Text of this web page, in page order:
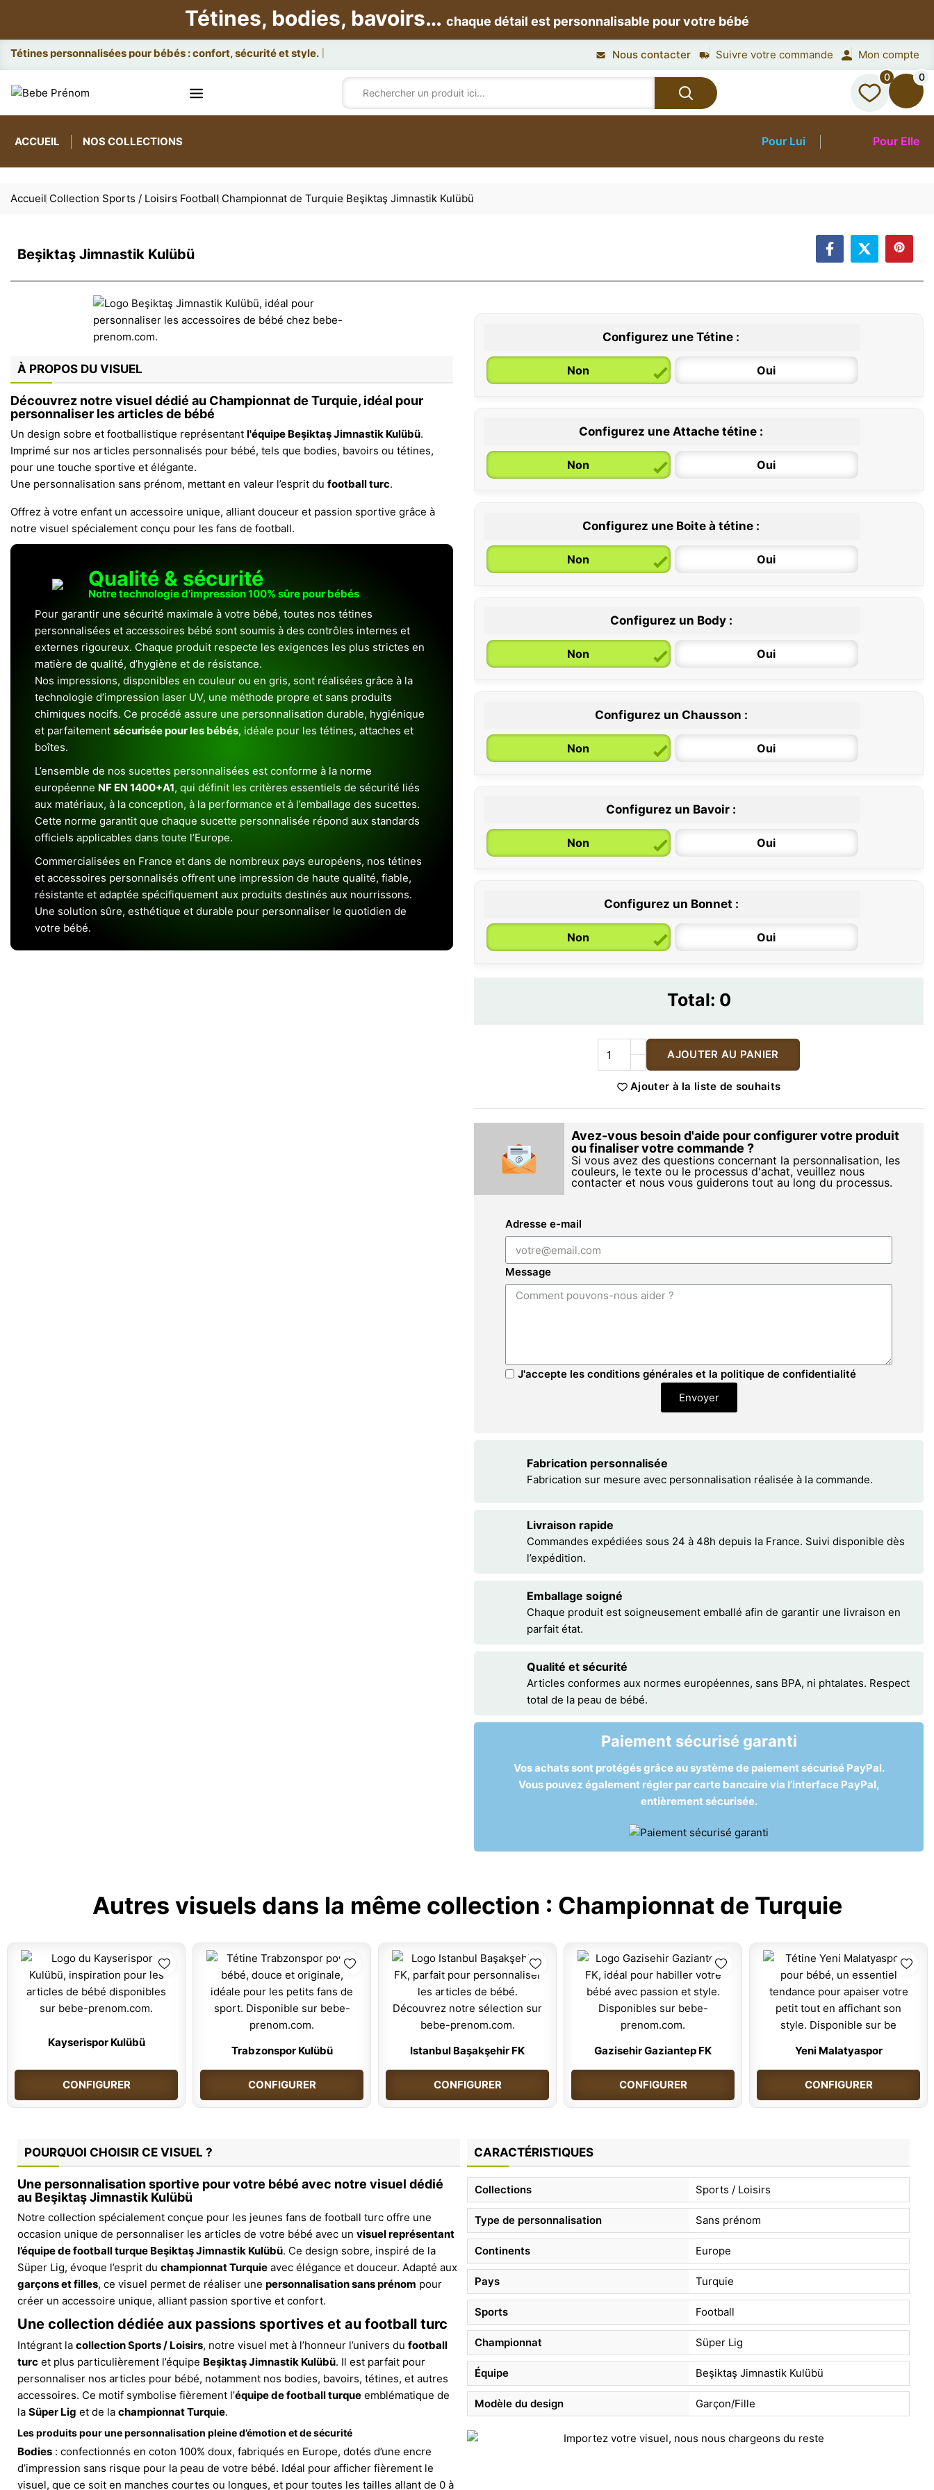
Tétines, bodies, bavoirs… chaque détail est personnalisable pour votre bébé
Att Nous contacter Suivre votre commande Mon compte
0 0
ACCUEIL NOS COLLECTIONS Pour Lui Pour Elle
Accueil Collection Sports / Loisirs Football Championnat de Turquie Beşiktaş Jimnastik Kulübü
Beşiktaş Jimnastik Kulübü
À PROPOS DU VISUEL
Découvrez notre visuel dédié au Championnat de Turquie, idéal pour
personnaliser les articles de bébé
Un design sobre et footballistique représentant l'équipe Beşiktaş Jimnastik Kulübü.
Imprimé sur nos articles personnalisés pour bébé, tels que bodies, bavoirs ou tétines,
pour une touche sportive et élégante.
Une personnalisation sans prénom, mettant en valeur l’esprit du football turc.
Offrez à votre enfant un accessoire unique, alliant douceur et passion sportive grâce à
notre visuel spécialement conçu pour les fans de football.
Qualité & sécurité
Notre technologie d’impression 100% sûre pour bébés
Pour garantir une sécurité maximale à votre bébé, toutes nos tétines
personnalisées et accessoires bébé sont soumis à des contrôles internes et
externes rigoureux. Chaque produit respecte les exigences les plus strictes en
matière de qualité, d’hygiène et de résistance.
Nos impressions, disponibles en couleur ou en gris, sont réalisées grâce à la
technologie d’impression laser UV, une méthode propre et sans produits
chimiques nocifs. Ce procédé assure une personnalisation durable, hygiénique
et parfaitement sécurisée pour les bébés, idéale pour les tétines, attaches et
boîtes.
L’ensemble de nos sucettes personnalisées est conforme à la norme
européenne NF EN 1400+A1, qui définit les critères essentiels de sécurité liés
aux matériaux, à la conception, à la performance et à l’emballage des sucettes.
Cette norme garantit que chaque sucette personnalisée répond aux standards
officiels applicables dans toute l’Europe.
Commercialisées en France et dans de nombreux pays européens, nos tétines
et accessoires personnalisés offrent une impression de haute qualité, fiable,
résistante et adaptée spécifiquement aux produits destinés aux nourrissons.
Une solution sûre, esthétique et durable pour personnaliser le quotidien de
votre bébé.
Configurez une Tétine :
Non Oui
0 / 6 mois
Configurez une Attache tétine :
Non Oui
Configurez une Boite à tétine :
Non Oui
Configurez un Body :
Non Oui
6 / 12 mois
Configurez un Chausson :
Non Oui
Configurez un Bavoir :
Non Oui
Configurez un Bonnet :
Non Oui
Total: 0
AJOUTER AU PANIER
Ajouter à la liste de souhaits
Avez-vous besoin d'aide pour configurer votre produit
ou finaliser votre commande ?
Si vous avez des questions concernant la personnalisation, les
couleurs, le texte ou le processus d'achat, veuillez nous
contacter et nous vous guiderons tout au long du processus.
Adresse e-mail
Message
J'accepte les conditions générales et la politique de confidentialité
Envoyer
Fabrication personnalisée
Fabrication sur mesure avec personnalisation réalisée à la commande.
Livraison rapide
Commandes expédiées sous 24 à 48h depuis la France. Suivi disponible dès
l’expédition.
Emballage soigné
Chaque produit est soigneusement emballé afin de garantir une livraison en
parfait état.
Qualité et sécurité
Articles conformes aux normes européennes, sans BPA, ni phtalates. Respect
total de la peau de bébé.
Paiement sécurisé garanti
Vos achats sont protégés grâce au système de paiement sécurisé PayPal.
Vous pouvez également régler par carte bancaire via l’interface PayPal,
entièrement sécurisée.
Autres visuels dans la même collection : Championnat de Turquie
Kayserispor Kulübü
CONFIGURER
Trabzonspor Kulübü
CONFIGURER
Istanbul Başakşehir FK
CONFIGURER
Gazisehir Gaziantep FK
CONFIGURER
Yeni Malatyaspor
CONFIGURER
POURQUOI CHOISIR CE VISUEL ?
Une personnalisation sportive pour votre bébé avec notre visuel dédié
au Beşiktaş Jimnastik Kulübü
Notre collection spécialement conçue pour les jeunes fans de football turc offre une
occasion unique de personnaliser les articles de votre bébé avec un visuel représentant
l’équipe de football turque Beşiktaş Jimnastik Kulübü. Ce design sobre, inspiré de la
Süper Lig, évoque l’esprit du championnat Turquie avec élégance et douceur. Adapté aux
garçons et filles, ce visuel permet de réaliser une personnalisation sans prénom pour
créer un accessoire unique, alliant passion sportive et confort.
Une collection dédiée aux passions sportives et au football turc
Intégrant la collection Sports / Loisirs, notre visuel met à l’honneur l’univers du football
turc et plus particulièrement l’équipe Beşiktaş Jimnastik Kulübü. Il est parfait pour
personnaliser nos articles pour bébé, notamment nos bodies, bavoirs, tétines, et autres
accessoires. Ce motif symbolise fièrement l’équipe de football turque emblématique de
la Süper Lig et de la championnat Turquie.
Les produits pour une personnalisation pleine d’émotion et de sécurité
Bodies : confectionnés en coton 100% doux, fabriqués en Europe, dotés d’une encre
d’impression sans risque pour la peau de votre bébé. Idéal pour afficher fièrement le
visuel, que ce soit en manches courtes ou longues, et pour toutes les tailles allant de 0 à
CARACTÉRISTIQUES
Collections Sports / Loisirs
Type de personnalisation Sans prénom
Continents Europe
Pays Turquie
Sports Football
Championnat Süper Lig
Équipe Beşiktaş Jimnastik Kulübü
Modèle du design Garçon/Fille